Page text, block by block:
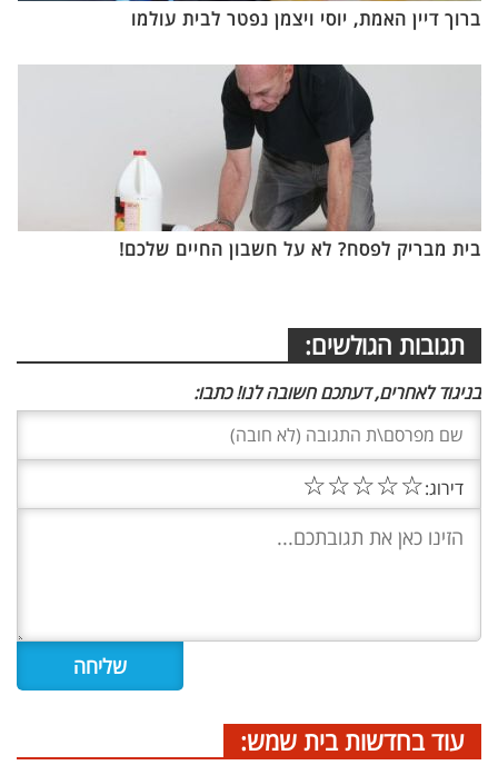
ברוך דיין האמת, יוסי ויצמן נפטר לבית עולמו
בית מבריק לפסח? לא על חשבון החיים שלכם!
תגובות הגולשים:
בניגוד לאחרים, דעתכם חשובה לנו! כתבו:
דירוג:☆
☆
☆
☆
☆
עוד בחדשות בית שמש: